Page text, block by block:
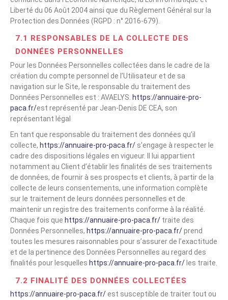
Liberté du 06 Août 2004 ainsi que du Règlement Général sur la
Protection des Données (RGPD : n° 2016-679).
7.1 RESPONSABLES DE LA COLLECTE DES
DONNÉES PERSONNELLES
Pour les Données Personnelles collectées dans le cadre de la
création du compte personnel de l’Utilisateur et de sa
navigation sur le Site, le responsable du traitement des
Données Personnelles est : AVAELYS. https://annuaire-pro-
paca.fr/est représenté par Jean-Denis DE CEA, son
représentant légal
En tant que responsable du traitement des données qu’il
collecte, https://annuaire-pro-paca.fr/ s’engage à respecter le
cadre des dispositions légales en vigueur. Il lui appartient
notamment au Client d’établir les finalités de ses traitements
de données, de fournir à ses prospects et clients, à partir de la
collecte de leurs consentements, une information complète
sur le traitement de leurs données personnelles et de
maintenir un registre des traitements conforme à la réalité.
Chaque fois que https://annuaire-pro-paca.fr/ traite des
Données Personnelles, https://annuaire-pro-paca.fr/prend
toutes les mesures raisonnables pour s’assurer de l’exactitude
et de la pertinence des Données Personnelles au regard des
finalités pour lesquelles https://annuaire-pro-paca.fr/ les traite.
7.2 FINALITÉ DES DONNÉES COLLECTÉES
https://annuaire-pro-paca.fr/est susceptible de traiter tout ou